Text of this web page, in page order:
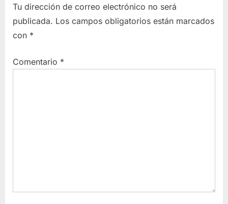
Tu dirección de correo electrónico no será
publicada. Los campos obligatorios están marcados
con *
Comentario *